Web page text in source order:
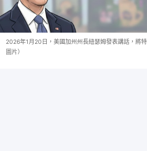
2026年1月20日，美國加州州長紐瑟姆發表講話，將
圖片）